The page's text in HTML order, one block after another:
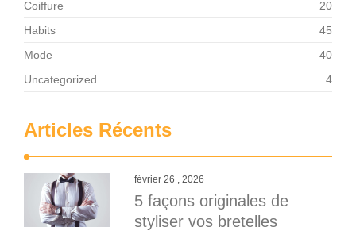
Coiffure
20
Habits
45
Mode
40
Uncategorized
4
Articles Récents
février 26 , 2026
5 façons originales de
styliser vos bretelles